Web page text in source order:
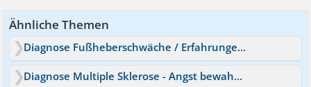
Ähnliche Themen
Diagnose Fußheberschwäche / Erfahrungen (Multiple Sklerose?)
Diagnose Multiple Sklerose - Angst bewahrheitet sich